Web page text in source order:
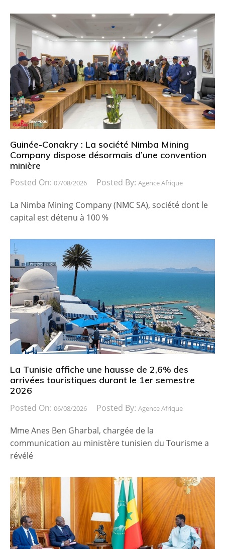
Guinée-Conakry : La société Nimba Mining
Company dispose désormais d’une convention
minière
Posted On: 07/08/2026 Posted By: Agence Afrique
La Nimba Mining Company (NMC SA), société dont le
capital est détenu à 100 %
La Tunisie affiche une hausse de 2,6% des
arrivées touristiques durant le 1er semestre
2026
Posted On: 06/08/2026 Posted By: Agence Afrique
Mme Anes Ben Gharbal, chargée de la
communication au ministère tunisien du Tourisme a
révélé